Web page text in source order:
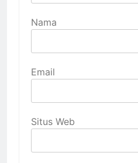
Nama
Email
Situs Web